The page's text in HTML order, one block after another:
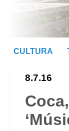
CULTURA
8.7.16